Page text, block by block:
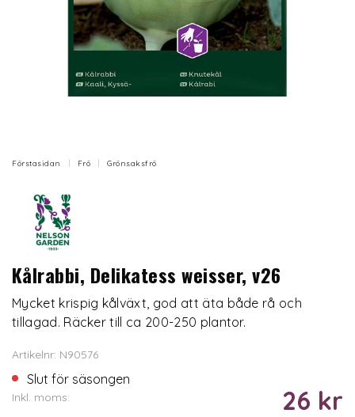
Förstasidan Frö Grönsaksfrö
Kålrabbi, Delikatess weisser, v26
Mycket krispig kålväxt, god att äta både rå och
tillagad. Räcker till ca 200-250 plantor.
Artikelnr: N90576
Slut för säsongen
Inkl. moms: 26 kr